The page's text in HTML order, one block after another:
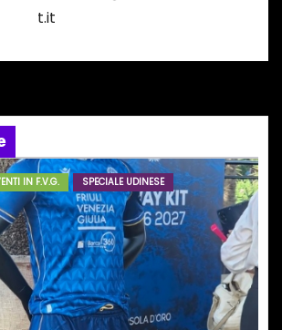
t.it
IN F.V.G. SPECIALE UDINESE